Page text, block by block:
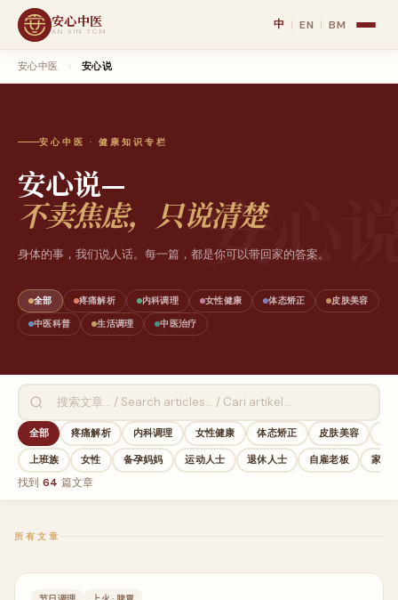
安心中医
AN XIN TCM 中 | EN | BM
安心中医 › 安心说
安心中医 · 健康知识专栏
安心说—
不卖焦虑，只说清楚
身体的事，我们说人话。每一篇，都是你可以带回家的答案。
全部 疼痛解析 内科调理 女性健康 体态矫正 皮肤美容
中医科普 生活调理 中医治疗
全部 疼痛解析 内科调理 女性健康 体态矫正 皮肤美容
上班族 女性 备孕妈妈 运动人士 退休人士 自雇老板 家庭
找到 64 篇文章
所有文章
生活调理